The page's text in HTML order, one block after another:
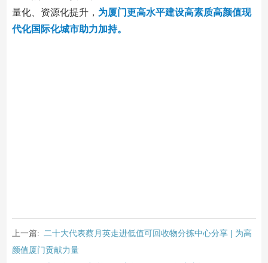
量化、资源化提升， 为厦门更高水平建设高素质高颜值现
代化国际化城市助力加持。
上一篇: 二十大代表蔡月英走进低值可回收物分拣中心分享 | 为高
颜值厦门贡献力量